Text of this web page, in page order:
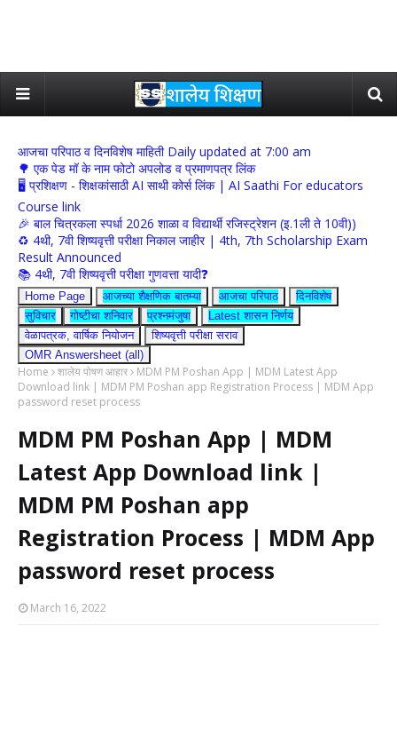
आजचा परिपाठ व दिनविशेष माहिती Daily updated at 7:00 am
🌳 एक पेड मॉ के नाम फोटो अपलोड व प्रमाणपत्र लिंक
🖥 प्रशिक्षण - शिक्षकांसाठी AI साथी कोर्स लिंक | AI Saathi For educators
Course link
🎉 बाल चित्रकला स्पर्धा 2026 शाळा व विद्यार्थी रजिस्ट्रेशन (इ.1ली ते 10वी))
♻️ 4थी, 7वी शिष्यवृत्ती परीक्षा निकाल जाहीर | 4th, 7th Scholarship Exam
Result Announced
📚 4थी, 7वी शिष्यवृत्ती परीक्षा गुणवत्ता यादी❓
Home Page आजच्या शैक्षणिक बातम्या आजचा परिपाठ
दिनविशेष
सुविचार
गोष्टीचा शनिवार प्रश्नमंजुषा
Latest शासन निर्णय
वेळापत्रक, वार्षिक नियोजन
शिष्यवृत्ती परीक्षा सराव
OMR Answersheet (all)
Home शालेय पोषण आहार
MDM PM Poshan App | MDM Latest App
Download link | MDM PM Poshan app Registration Process | MDM App
password reset process
MDM PM Poshan App | MDM
Latest App Download link |
MDM PM Poshan app
Registration Process | MDM App
password reset process
March 16, 2022